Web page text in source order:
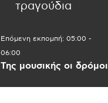
τραγούδια
Επόμενη εκπομπή: 05:00 -
06:00
Της μουσικής οι δρόμοι